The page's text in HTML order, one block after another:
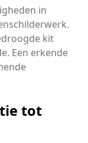
in
kit
Een erkende
tot